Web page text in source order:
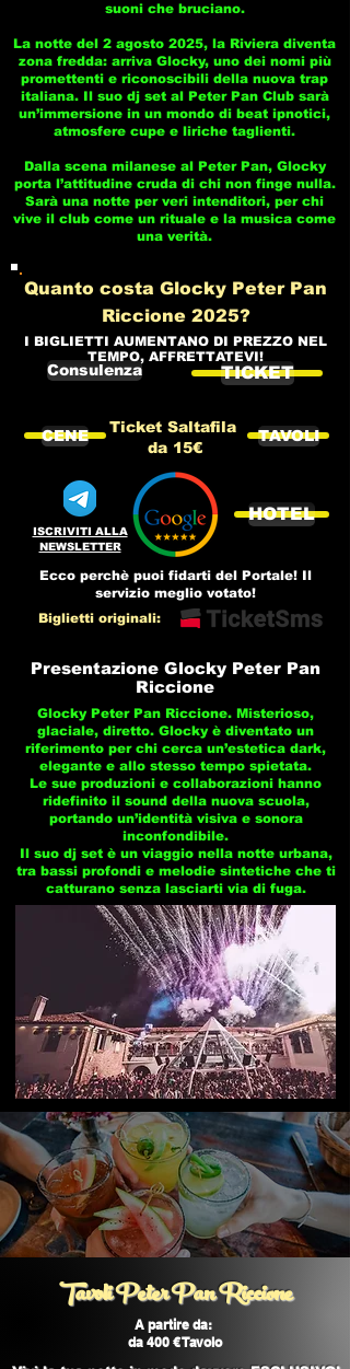
suoni che bruciano.
La notte del 2 agosto 2025, la Riviera diventa
zona fredda: arriva Glocky, uno dei nomi più
promettenti e riconoscibili della nuova trap
italiana. Il suo dj set al Peter Pan Club sarà
un’immersione in un mondo di beat ipnotici,
atmosfere cupe e liriche taglienti.
Dalla scena milanese al Peter Pan, Glocky
porta l’attitudine cruda di chi non finge nulla.
Sarà una notte per veri intenditori, per chi
vive il club come un rituale e la musica come
una verità.
Quanto costa Glocky Peter Pan
Riccione 2025?
I BIGLIETTI AUMENTANO DI PREZZO NEL
TEMPO, AFFRETTATEVI!
Consulenza TICKET
CENE
Ticket Saltafila
da 15€
TAVOLI
ISCRIVITI ALLA
NEWSLETTER
HOTEL
Ecco perchè puoi fidarti del Portale! Il
servizio meglio votato!
Biglietti originali:
Presentazione Glocky Peter Pan
Riccione
Glocky Peter Pan Riccione. Misterioso,
glaciale, diretto. Glocky è diventato un
riferimento per chi cerca un’estetica dark,
elegante e allo stesso tempo spietata.
Le sue produzioni e collaborazioni hanno
ridefinito il sound della nuova scuola,
portando un’identità visiva e sonora
inconfondibile.
Il suo dj set è un viaggio nella notte urbana,
tra bassi profondi e melodie sintetiche che ti
catturano senza lasciarti via di fuga.
Tavoli Peter Pan Riccione
A partire da:
da 400 € Tavolo